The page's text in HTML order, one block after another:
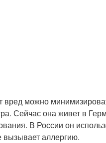
вред можно
Сейчас она живет в
В России он
вызывает аллергию.